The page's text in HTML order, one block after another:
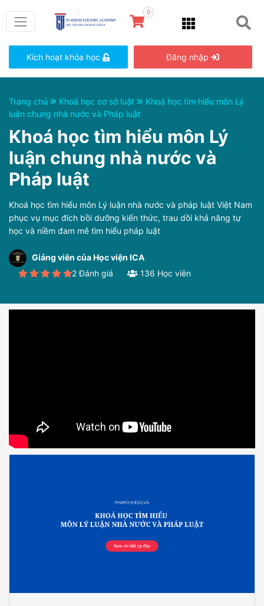
0
Kích hoạt khóa học Đăng nhập
Trang chủ Khoá học cơ sở luật
Khoá học tìm hiểu môn Lý
luận chung nhà nước và Pháp luật
Khoá học tìm hiểu môn Lý
luận chung nhà nước và
Pháp luật
Khoá học tìm hiểu môn Lý luận nhà nước và pháp luật Việt Nam
phục vụ mục đích bồi dưỡng kiến thức, trau dồi khả năng tự
học và niềm đam mê tìm hiểu pháp luật
Giảng viên của Học viện ICA
2 Đánh giá
136 Học viên